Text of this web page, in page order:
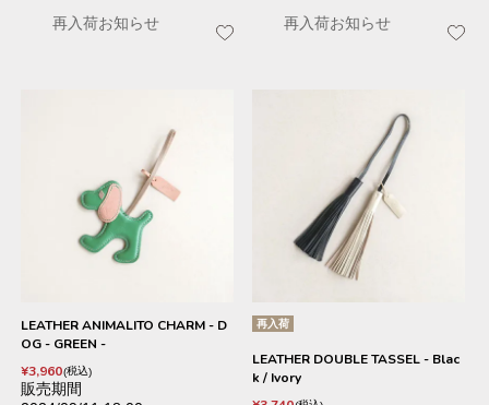
再入荷お知らせ 再入荷お知らせ
LEATHER ANIMALITO CHARM - D
OG - GREEN -
¥3,960 税込
販売期間
再入荷
LEATHER DOUBLE TASSEL - Blac
k / Ivory